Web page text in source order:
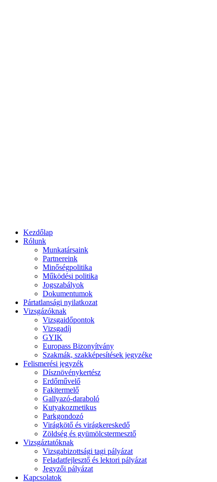
Kezdőlap
Rólunk
Munkatársaink
Partnereink
Minőségpolitika
Működési politika
Jogszabályok
Dokumentumok
Pártatlansági nyilatkozat
Vizsgázóknak
Vizsgaidőpontok
Vizsgadíj
GYIK
Europass Bizonyítvány
Szakmák, szakképesítések jegyzéke
Felismerési jegyzék
Dísznövénykertész
Erdőművelő
Fakitermelő
Gallyazó-daraboló
Kutyakozmetikus
Parkgondozó
Virágkötő és virágkereskedő
Zöldség és gyümölcstermesztő
Vizsgáztatóknak
Vizsgabizottsági tagi pályázat
Feladatfejlesztő és lektori pályázat
Jegyzői pályázat
Kapcsolatok